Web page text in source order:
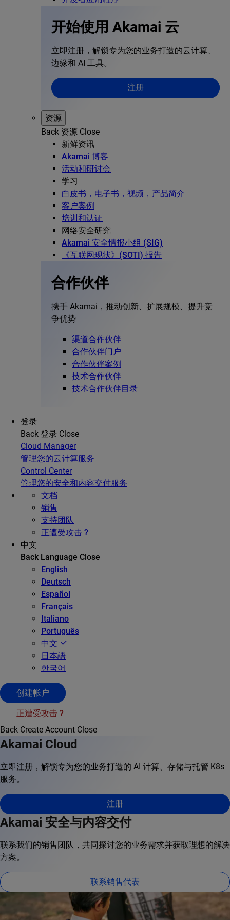
开始使用 Akamai 云
立即注册，解锁专为您的业务打造的云计算、
边缘和 AI 工具。
注册
资源
Back 资源 Close
新鲜资讯
Akamai 博客
活动和研讨会
学习
白皮书，电子书，视频，产品简介
客户案例
培训和认证
网络安全研究
Akamai 安全情报小组 (SIG)
《互联网现状》(SOTI) 报告
合作伙伴
携手 Akamai，推动创新、扩展规模、提升竞
争优势
渠道合作伙伴
合作伙伴门户
合作伙伴案例
技术合作伙伴
技术合作伙伴目录
登录
Back 登录 Close
Cloud Manager
管理您的云计算服务
Control Center
管理您的安全和内容交付服务
文档
销售
支持团队
正遭受攻击 ?
中文
Back Language Close
English
Deutsch
Español
Français
Italiano
Português
中文
日本語
한국어
创建帐户
正遭受攻击 ?
Back Create Account Close
Akamai Cloud
立即注册，解锁专为您的业务打造的 AI 计算、存储与托管 K8s
服务。
注册
Akamai 安全与内容交付
联系我们的销售团队，共同探讨您的业务需求并获取理想的解决
方案。
联系销售代表